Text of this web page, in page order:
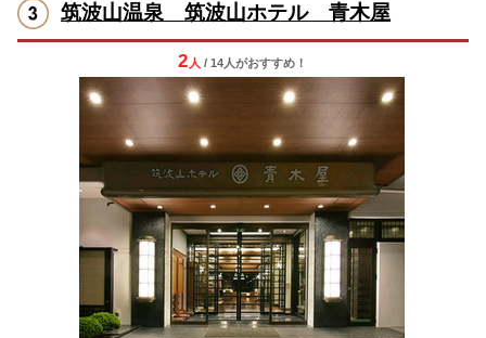
筑波山温泉 筑波山ホテル 青木屋
2 人 / 14人がおすすめ！